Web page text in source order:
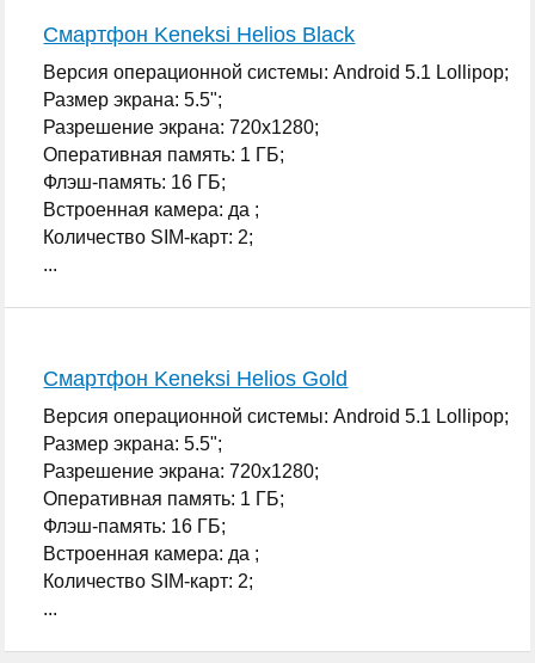
Смартфон Keneksi Helios Black
Версия операционной системы: Android 5.1 Lollipop;
Размер экрана: 5.5";
Разрешение экрана: 720x1280;
Оперативная память: 1 ГБ;
Флэш-память: 16 ГБ;
Встроенная камера: да ;
Количество SIM-карт: 2;
...
Смартфон Keneksi Helios Gold
Версия операционной системы: Android 5.1 Lollipop;
Размер экрана: 5.5";
Разрешение экрана: 720x1280;
Оперативная память: 1 ГБ;
Флэш-память: 16 ГБ;
Встроенная камера: да ;
Количество SIM-карт: 2;
...